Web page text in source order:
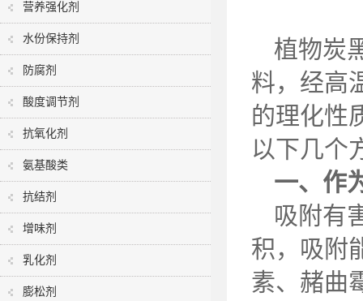
营养强化剂
水份保持剂
防腐剂
酸度调节剂
抗氧化剂
氨基酸类
抗结剂
增味剂
乳化剂
膨松剂
植物炭
料，经高
的理化性
以下几个
一、作
吸附有
积，吸附
素、赭曲